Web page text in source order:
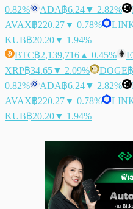
0.82%
ADA฿6.24▼ 2.82%
AVAX฿220.27▼ 0.78%
KUB฿20.20▼ 1.94%
BTC฿2,139,716 ▲ 0.45%
XRP฿34.65▼ 2.09% DOGE
0.82%
ADA฿6.24▼ 2.82%
AVAX฿220.27▼ 0.78%
KUB฿20.20▼ 1.94%